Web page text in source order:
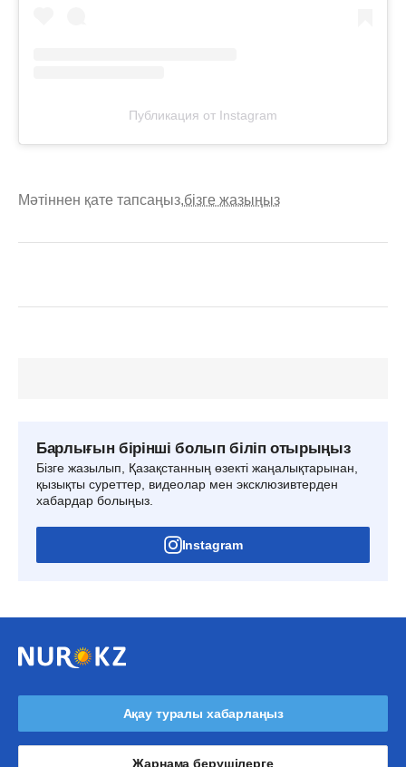
Публикация от Instagram
Мәтіннен қате тапсаңыз,бізге жазыңыз
Барлығын бірінші болып біліп отырыңыз
Бізге жазылып, Қазақстанның өзекті жаңалықтарынан,
қызықты суреттер, видеолар мен эксклюзивтерден
хабардар болыңыз.
Instagram
Ақау туралы хабарлаңыз
Жарнама берушілерге